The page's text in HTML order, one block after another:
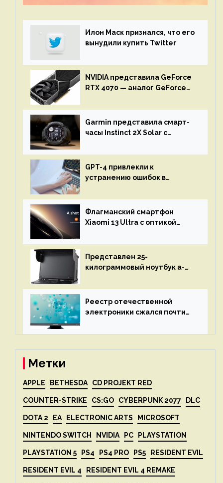
механике
Илон Маск признался, что его
вынудили купить Twitter
NVIDIA представила GeForce
RTX 4070 — аналог GeForce
Garmin представила смарт-
часы Instinct 2X Solar с
GPT-4 привлекли к
устранению ошибок в
остановится до полного
восстановления кода и
объяснит, что пошло не так
Флагманский смартфон
Xiaomi 13 Ultra с оптикой
представят 18 апреля
Представлен 25-
килограммовый ноутбук a-
до 3 Тбайт DDR5 и шесть
дисплеев
Реестр отечественной
электроники сжался почти
Метки
APPLE BETHESDA CD PROJEKT RED
COUNTER-STRIKE CS:GO CYBERPUNK 2077 DLC
DOTA 2 EA ELECTRONIC ARTS MICROSOFT
NINTENDO SWITCH NVIDIA PC PLAYSTATION
PLAYSTATION 5 PS4 PS4 PRO PS5 RESIDENT EVIL
RESIDENT EVIL 4 RESIDENT EVIL 4 REMAKE